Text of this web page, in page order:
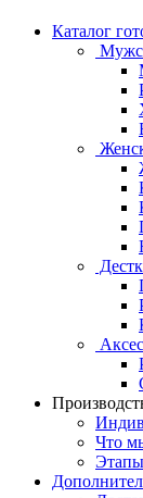
Каталог
Что